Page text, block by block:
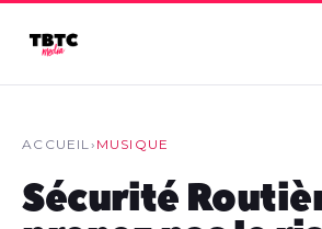
ACCUEIL› MUSIQUE
Sécurité